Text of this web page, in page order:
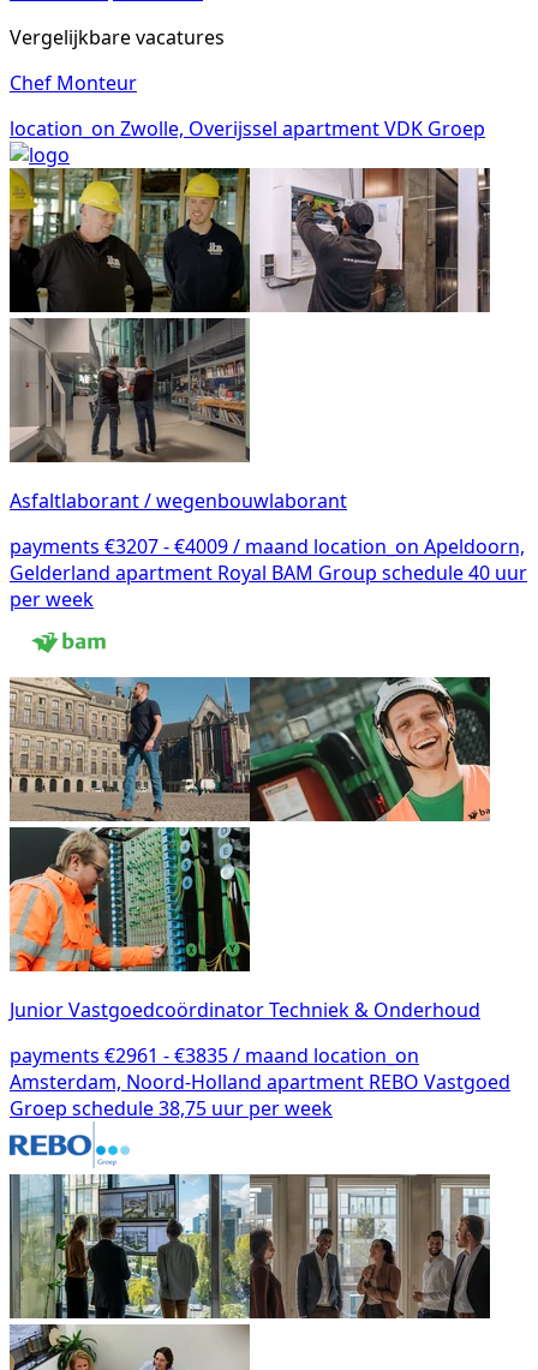
Vergelijkbare vacatures
Chef Monteur
location_on Zwolle, Overijssel apartmentVDK Groep
Asfaltlaborant / wegenbouwlaborant
payments €3207 - €4009 / maand location_on Apeldoorn,
Gelderland apartment Royal BAM Group schedule40 uur
per week
Junior Vastgoedcoördinator Techniek & Onderhoud
payments €2961 - €3835 / maand location_on
Amsterdam, Noord-Holland apartment REBO Vastgoed
Groep schedule38,75 uur per week